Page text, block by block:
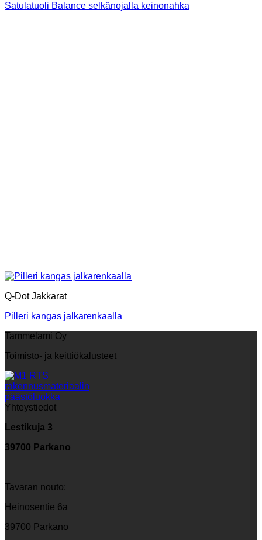
Satulatuoli Balance selkänojalla keinonahka
Q-Dot Jakkarat
Pilleri kangas jalkarenkaalla
Tammelami Oy
Toimisto- ja keittiökalusteet
Yhteystiedot
Lestikuja 3
39700 Parkano
Tavaran nouto:
Heinosentie 6a
39700 Parkano